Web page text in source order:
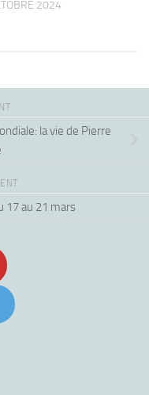
2024
la vie de Pierre
17 au 21 mars